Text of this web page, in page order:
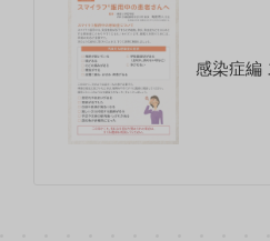
感染症編